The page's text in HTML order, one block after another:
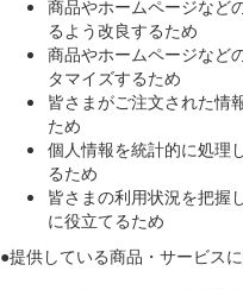
商品やホームページなど
るよう改良するため
商品やホームページなど
タマイズするため
皆さまがご注文された情
ため
個人情報を統計的に処理
るため
皆さまの利用状況を把握
に役立てるため
●提供している商品・サービス